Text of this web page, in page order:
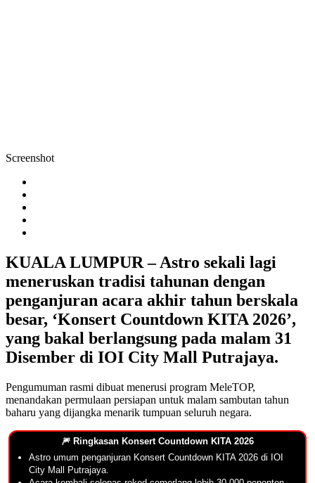
Screenshot
KUALA LUMPUR – Astro sekali lagi
meneruskan tradisi tahunan dengan
penganjuran acara akhir tahun berskala
besar, ‘Konsert Countdown KITA 2026’,
yang bakal berlangsung pada malam 31
Disember di IOI City Mall Putrajaya.
Pengumuman rasmi dibuat menerusi program MeleTOP,
menandakan permulaan persiapan untuk malam sambutan tahun
baharu yang dijangka menarik tumpuan seluruh negara.
🎆 Ringkasan Konsert Countdown KITA 2026
Astro umum penganjuran Konsert Countdown KITA 2026 di IOI
City Mall Putrajaya.